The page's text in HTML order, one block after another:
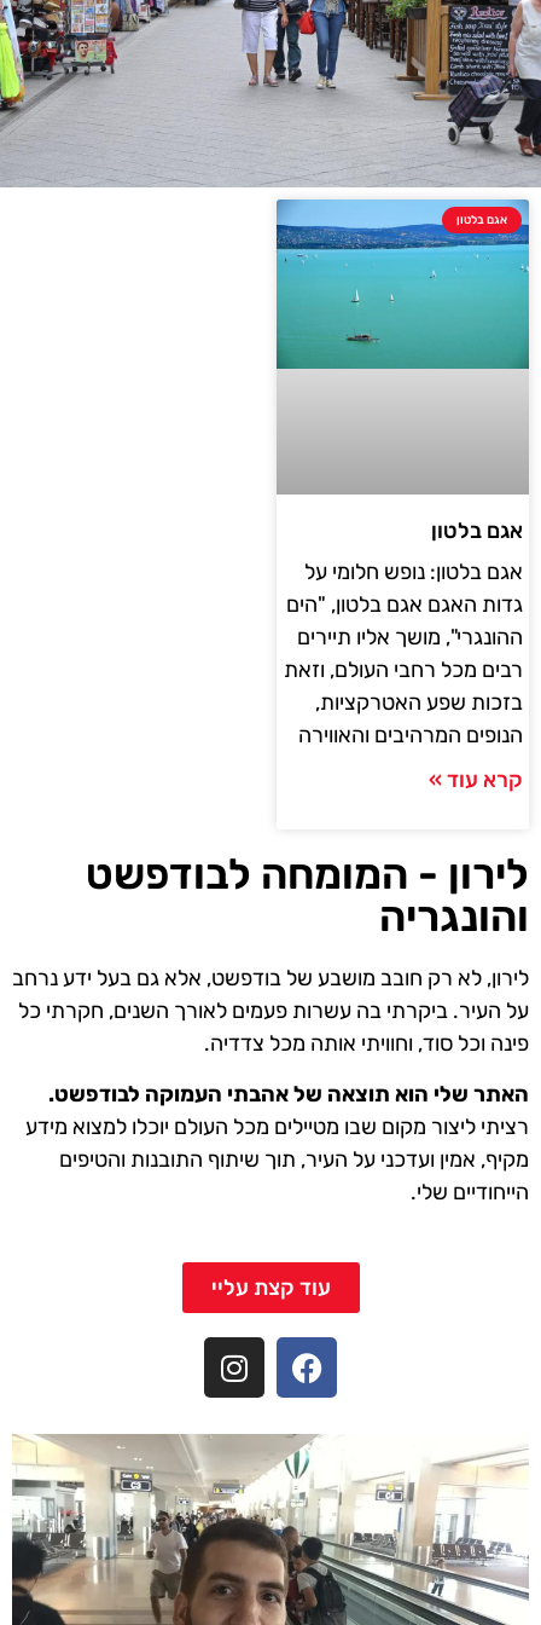
אגם בלטון
אגם בלטון
אגם בלטון: נופש חלומי על
גדות האגם אגם בלטון, "הים
ההונגרי", מושך אליו תיירים
רבים מכל רחבי העולם, וזאת
בזכות שפע האטרקציות,
הנופים המרהיבים והאווירה
קרא עוד »
לירון - המומחה לבודפשט
והונגריה
לירון, לא רק חובב מושבע של בודפשט, אלא גם בעל ידע נרחב
על העיר. ביקרתי בה עשרות פעמים לאורך השנים, חקרתי כל
פינה וכל סוד, וחוויתי אותה מכל צדדיה.
האתר שלי הוא תוצאה של אהבתי העמוקה לבודפשט.
רציתי ליצור מקום שבו מטיילים מכל העולם יוכלו למצוא מידע
מקיף, אמין ועדכני על העיר, תוך שיתוף התובנות והטיפים
הייחודיים שלי.
עוד קצת עליי